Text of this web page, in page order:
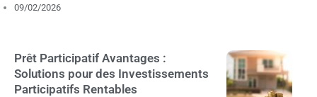
09/02/2026
Prêt Participatif Avantages :
Solutions pour des Investissements
Participatifs Rentables